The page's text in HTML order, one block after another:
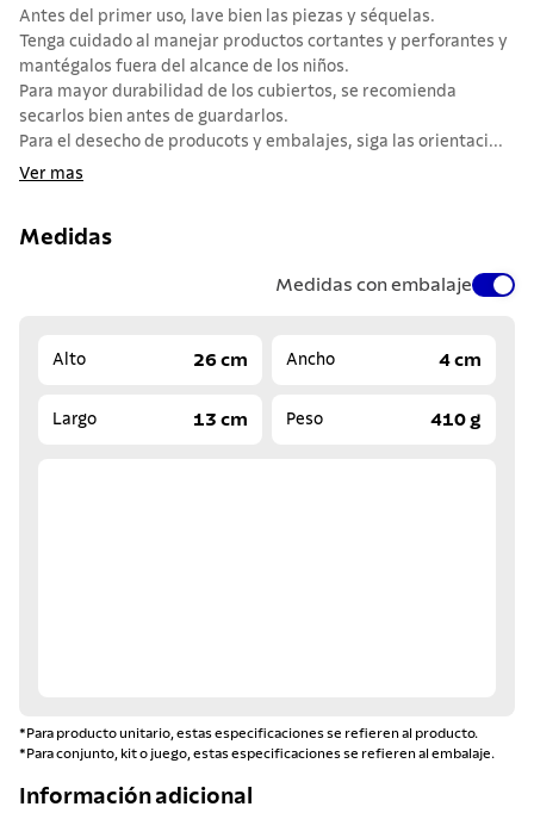
Antes del primer uso, lave bien las piezas y séquelas.
Tenga cuidado al manejar productos cortantes y perforantes y
mantégalos fuera del alcance de los niños.
Para mayor durabilidad de los cubiertos, se recomienda
secarlos bien antes de guardarlos.
Para el desecho de producots y embalajes, siga las orientaci...
Ver mas
Medidas
Medidas con embalaje
Alto 26 cm Ancho 4 cm
Largo 13 cm Peso 410 g
*Para producto unitario, estas especificaciones se refieren al producto.
*Para conjunto, kit o juego, estas especificaciones se refieren al embalaje.
Información adicional